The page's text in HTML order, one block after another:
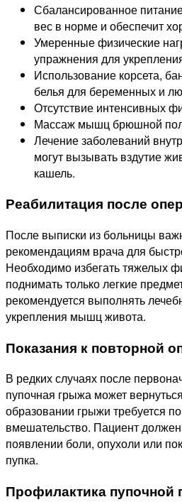
Сбалансированное
вес в норме и обеспечит
Умеренные физические
упражнения для
Использование корсета,
белья для беременных и
Отсутствие интенсивных
Массаж мышц брюшной
Лечение заболеваний
могут вызывать вздутие
кашель.
Реабилитация после
После выписки из больницы
рекомендациям врача для
Необходимо избегать тяжелых
поднимать только легкие
рекомендуется выполнять
укрепления мышц живота.
Показания к повторной
В редких случаях после
пупочная грыжа может
образовании грыжи требуется
вмешательство. Пациент
появлении боли, опухоли или
пупка.
Профилактика пупочной